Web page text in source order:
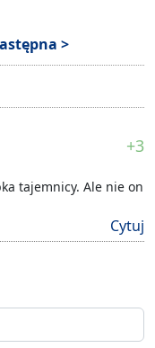
>
+3
tajemnicy. Ale nie on
Cytuj